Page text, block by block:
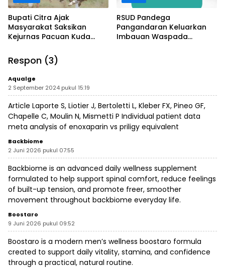
Bupati Citra Ajak
Masyarakat Saksikan
Kejurnas Pacuan Kuda
Legokjawa
RSUD Pandega
Pangandaran Keluarkan
Imbauan Waspada
Respon (3)
Aqualge
2 September 2024 pukul 15:19
Article Laporte S, Liotier J, Bertoletti L, Kleber FX, Pineo GF,
Chapelle C, Moulin N, Mismetti P Individual patient data
meta analysis of enoxaparin vs priligy equivalent
Backbiome
2 Juni 2026 pukul 07:55
Backbiome is an advanced daily wellness supplement
formulated to help support spinal comfort, reduce feelings
of built-up tension, and promote freer, smoother
movement throughout backbiome everyday life.
Boostaro
9 Juni 2026 pukul 09:52
Boostaro is a modern men’s wellness boostaro formula
created to support daily vitality, stamina, and confidence
through a practical, natural routine.